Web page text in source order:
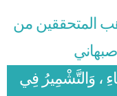
المتحققين من
، وَالتَّشْمِيرُ فِي